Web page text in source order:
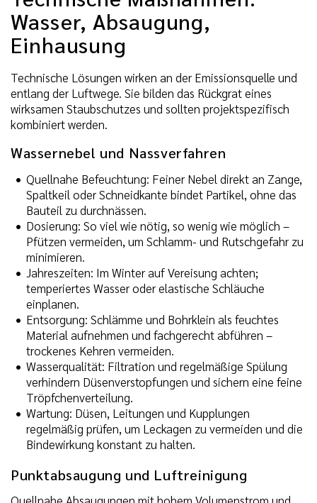
Wasser, Absaugung,
Einhausung
Technische Lösungen wirken an der Emissionsquelle und
entlang der Luftwege. Sie bilden das Rückgrat eines
wirksamen Staubschutzes und sollten projektspezifisch
kombiniert werden.
Wassernebel und Nassverfahren
Quellnahe Befeuchtung: Feiner Nebel direkt an Zange,
Spaltkeil oder Schneidkante bindet Partikel, ohne das
Bauteil zu durchnässen.
Dosierung: So viel wie nötig, so wenig wie möglich –
Pfützen vermeiden, um Schlamm- und Rutschgefahr zu
minimieren.
Jahreszeiten: Im Winter auf Vereisung achten;
temperiertes Wasser oder elastische Schläuche
einplanen.
Entsorgung: Schlämme und Bohrklein als feuchtes
Material aufnehmen und fachgerecht abführen –
trockenes Kehren vermeiden.
Wasserqualität: Filtration und regelmäßige Spülung
verhindern Düsenverstopfungen und sichern eine feine
Tröpfchenverteilung.
Wartung: Düsen, Leitungen und Kupplungen
regelmäßig prüfen, um Leckagen zu vermeiden und die
Bindewirkung konstant zu halten.
Punktabsaugung und Luftreinigung